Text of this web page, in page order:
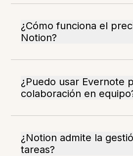
¿Cómo funciona el
Notion?
¿Puedo usar Evernote
colaboración en
¿Notion admite la
tareas?